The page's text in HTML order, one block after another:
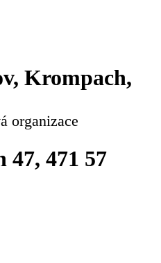
Krompach,
organizace
47, 471 57